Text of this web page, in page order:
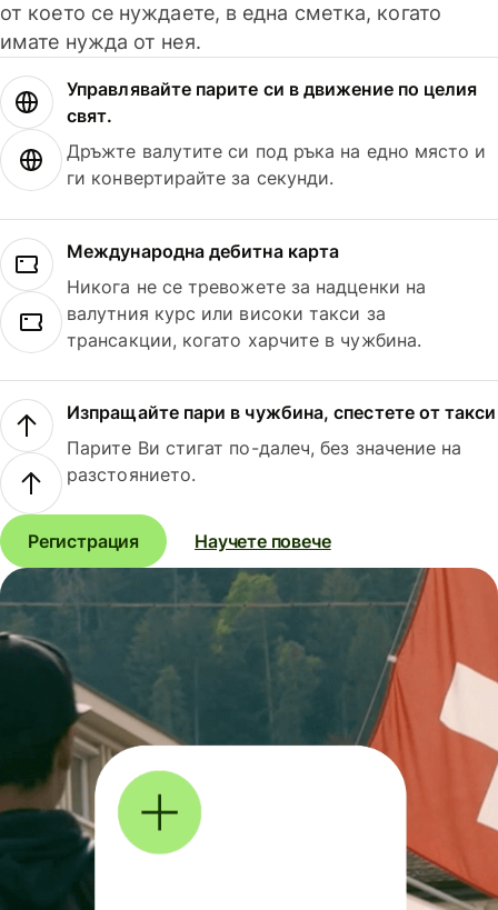
от което се нуждаете, в една сметка, когато
имате нужда от нея.
Управлявайте парите си в движение по целия
свят.
Дръжте валутите си под ръка на едно място и
ги конвертирайте за секунди.
Международна дебитна карта
Никога не се тревожете за надценки на
валутния курс или високи такси за
трансакции, когато харчите в чужбина.
Изпращайте пари в чужбина, спестете от такси
Парите Ви стигат по-далеч, без значение на
разстоянието.
Регистрация Научете повече